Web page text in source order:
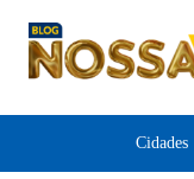
Cidades